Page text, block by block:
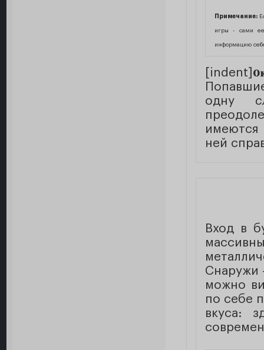
Примечание:
игры - сами ее
информацию
[indent]
одну
ней
Вход в
Снаружи
можно
по себе
вкуса: